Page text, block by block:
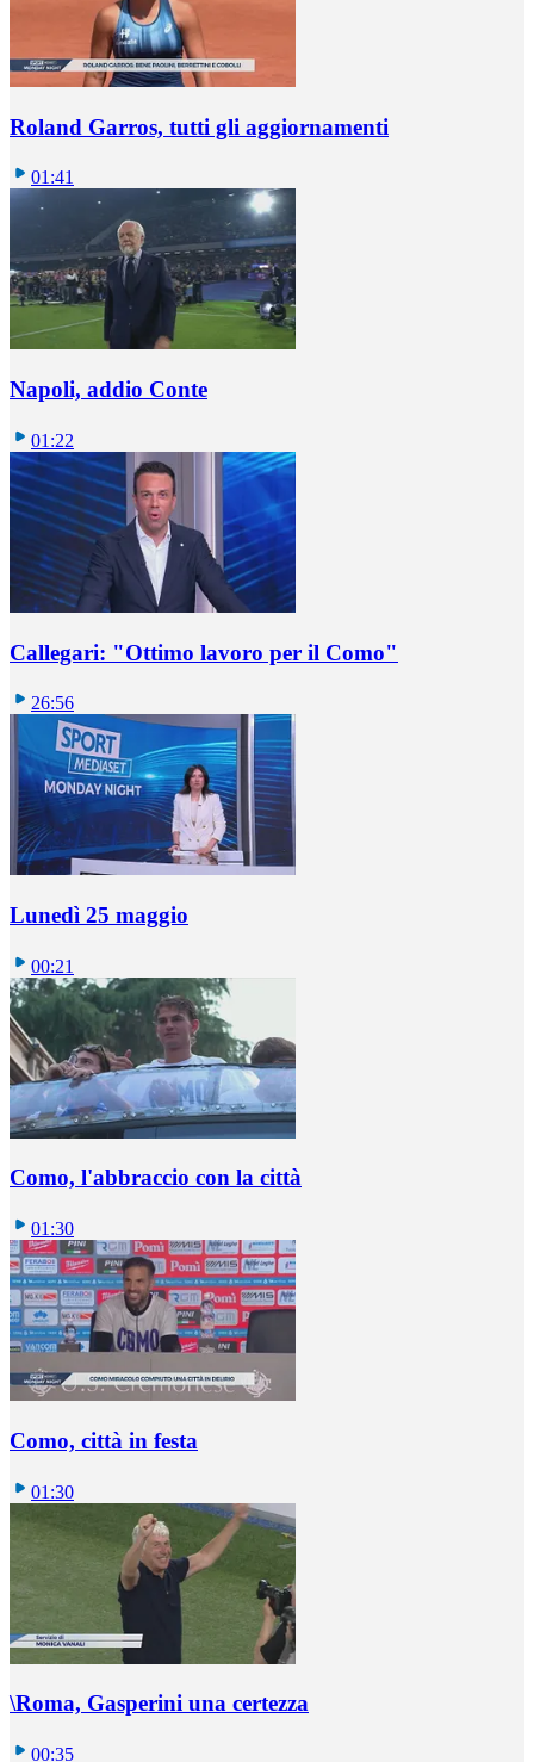
Roland Garros, tutti gli aggiornamenti
01:41
Napoli, addio Conte
01:22
Callegari: "Ottimo lavoro per il Como"
26:56
Lunedì 25 maggio
00:21
Como, l'abbraccio con la città
01:30
Como, città in festa
01:30
\Roma, Gasperini una certezza
00:35